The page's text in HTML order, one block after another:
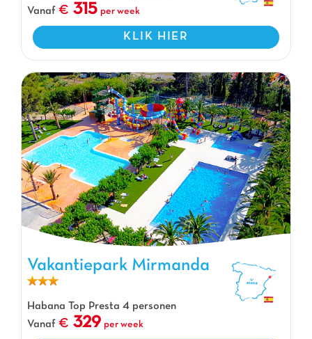
Vanaf
315 per week
KLIK HIER
Vakantiepark Mirmanda, Vakantiepark Catalonië
Vakantiepark Mirmanda
Habana Top Presta 4 personen
Vanaf
329 per week